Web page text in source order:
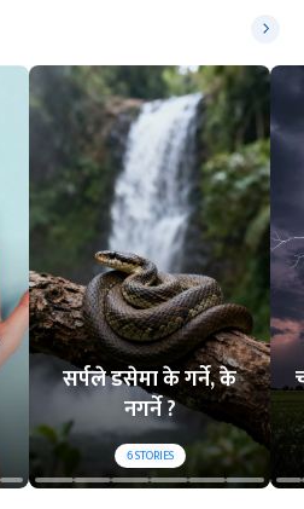
सर्पले डसेमा के गर्ने, के
नगर्ने ?
6STORIES